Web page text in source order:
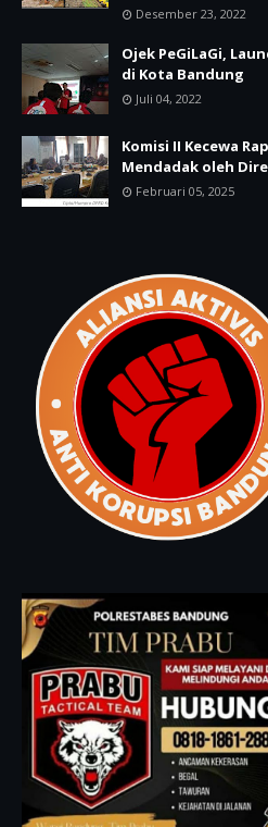
Desember 23, 2022
Ojek PeGiLaGi,
di Kota Bandung
Juli 04, 2022
Komisi II Kecewa
Mendadak oleh
Februari 05, 2025